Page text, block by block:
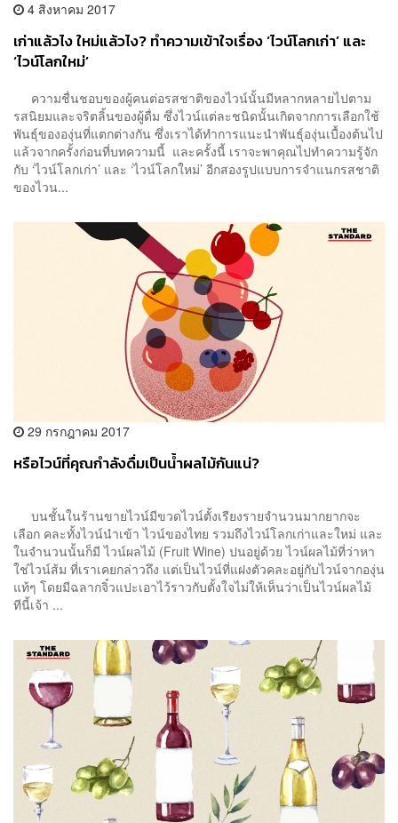
4 สิงหาคม 2017
เก่าแล้วไง ใหม่แล้วไง? ทำความเข้าใจเรื่อง ‘ไวน์โลกเก่า’ และ
‘ไวน์โลกใหม่’
ความชื่นชอบของผู้คนต่อรสชาติของไวน์นั้นมีหลากหลายไปตาม
รสนิยมและจริตลิ้นของผู้ดื่ม ซึ่งไวน์แต่ละชนิดนั้นเกิดจากการเลือกใช้
พันธุ์ขององุ่นที่แตกต่างกัน ซึ่งเราได้ทำการแนะนำพันธุ์องุ่นเบื้องต้นไป
แล้วจากครั้งก่อนที่บทความนี้ และครั้งนี้ เราจะพาคุณไปทำความรู้จัก
กับ ‘ไวน์โลกเก่า’ และ ‘ไวน์โลกใหม่’ อีกสองรูปแบบการจำแนกรสชาติ
ของไวน...
29 กรกฎาคม 2017
หรือไวน์ที่คุณกำลังดื่มเป็นน้ำผลไม้กันแน่?
บนชั้นในร้านขายไวน์มีขวดไวน์ตั้งเรียงรายจำนวนมากยากจะ
เลือก คละทั้งไวน์นำเข้า ไวน์ของไทย รวมถึงไวน์โลกเก่าและใหม่ และ
ในจำนวนนั้นก็มี ไวน์ผลไม้ (Fruit Wine) ปนอยู่ด้วย ไวน์ผลไม้ที่ว่าหา
ใช่ไวน์ส้ม ที่เราเคยกล่าวถึง แต่เป็นไวน์ที่แฝงตัวคละอยู่กับไวน์จากองุ่น
แท้ๆ โดยมีฉลากจิ๋วแปะเอาไว้ราวกับตั้งใจไม่ให้เห็นว่าเป็นไวน์ผลไม้
ทีนี้เจ้า ...